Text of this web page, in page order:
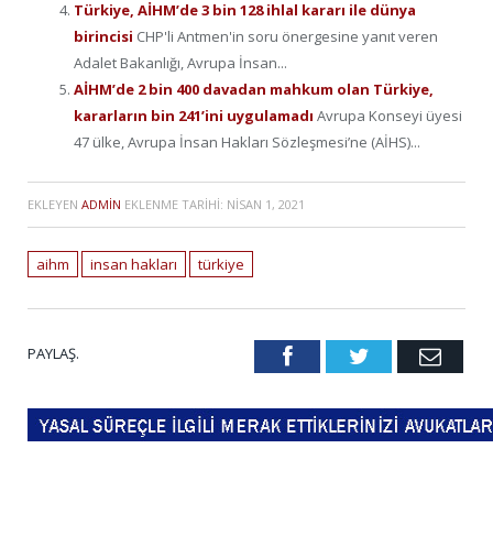
Türkiye, AİHM’de 3 bin 128 ihlal kararı ile dünya
birincisi CHP'li Antmen'in soru önergesine yanıt veren
Adalet Bakanlığı, Avrupa İnsan...
AİHM’de 2 bin 400 davadan mahkum olan Türkiye,
kararların bin 241’ini uygulamadı Avrupa Konseyi üyesi
47 ülke, Avrupa İnsan Hakları Sözleşmesi’ne (AİHS)...
EKLEYEN ADMIN EKLENME TARIHI: NISAN 1, 2021
aihm insan hakları türkiye
PAYLAŞ. FacebookTwitter Email